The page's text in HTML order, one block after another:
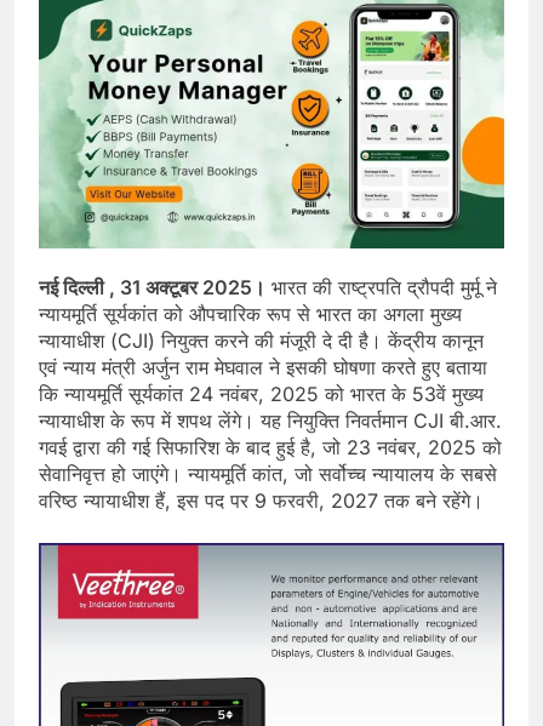
नई दिल्ली , 31 अक्टूबर 2025। भारत की राष्ट्रपति द्रौपदी मुर्मू ने
न्यायमूर्ति सूर्यकांत को औपचारिक रूप से भारत का अगला मुख्य
न्यायाधीश (CJI) नियुक्त करने की मंजूरी दे दी है। केंद्रीय कानून
एवं न्याय मंत्री अर्जुन राम मेघवाल ने इसकी घोषणा करते हुए बताया
कि न्यायमूर्ति सूर्यकांत 24 नवंबर, 2025 को भारत के 53वें मुख्य
न्यायाधीश के रूप में शपथ लेंगे। यह नियुक्ति निवर्तमान CJI बी.आर.
गवई द्वारा की गई सिफारिश के बाद हुई है, जो 23 नवंबर, 2025 को
सेवानिवृत्त हो जाएंगे। न्यायमूर्ति कांत, जो सर्वोच्च न्यायालय के सबसे
वरिष्ठ न्यायाधीश हैं, इस पद पर 9 फरवरी, 2027 तक बने रहेंगे।